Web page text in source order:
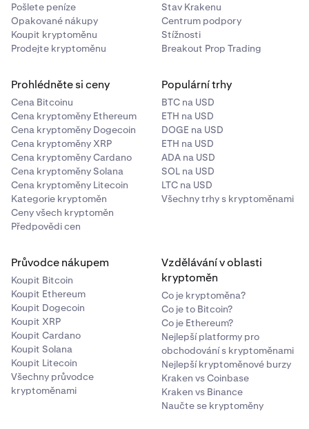
Pošlete peníze
Opakované nákupy
Koupit kryptoměnu
Prodejte kryptoměnu
Stav Krakenu
Centrum podpory
Stížnosti
Breakout Prop Trading
Prohlédněte si ceny
Cena Bitcoinu
Cena kryptoměny Ethereum
Cena kryptoměny Dogecoin
Cena kryptoměny XRP
Cena kryptoměny Cardano
Cena kryptoměny Solana
Cena kryptoměny Litecoin
Kategorie kryptoměn
Ceny všech kryptoměn
Předpovědi cen
Populární trhy
BTC na USD
ETH na USD
DOGE na USD
ETH na USD
ADA na USD
SOL na USD
LTC na USD
Všechny trhy s kryptoměnami
Průvodce nákupem
Koupit Bitcoin
Koupit Ethereum
Koupit Dogecoin
Koupit XRP
Koupit Cardano
Koupit Solana
Koupit Litecoin
Všechny průvodce
kryptoměnami
Vzdělávání v oblasti
kryptoměn
Co je kryptoměna?
Co je to Bitcoin?
Co je Ethereum?
Nejlepší platformy pro
obchodování s kryptoměnami
Nejlepší kryptoměnové burzy
Kraken vs Coinbase
Kraken vs Binance
Naučte se kryptoměny